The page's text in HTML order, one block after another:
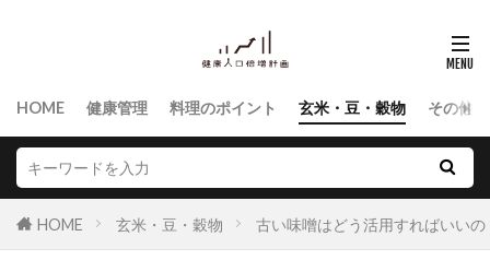
HOME 健康管理 料理のポイント 玄米・豆・穀物 その他
HOME 玄米・豆・穀物 古い味噌はどう活用すればいい